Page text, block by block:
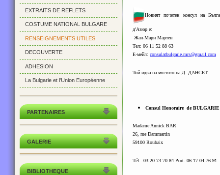
Новият почетен консул на
д'Азюр e:
Жан-Мари Мартен
Тел: 06 11 52 88 63
Е-мeйл: consulatbulgarie.mrs@gmail.com
Той идва на мястото на Д. ДАНСЕТ
Consul Honoraire de
Madame Annick BAR
26, rue Dammartin
59100 Roubaix
Tél.: 03 20 73 70 84 Port: 06 17 04 76 91
EXTRAITS DE REFLETS
COSTUME NATIONAL BULGARE
RENSEIGNEMENTS UTILES
DECOUVERTE
ADHESION
La Bulgarie et l'Union Européenne
PARTENAIRES
GALERIE
BIBLIOTHEQUE